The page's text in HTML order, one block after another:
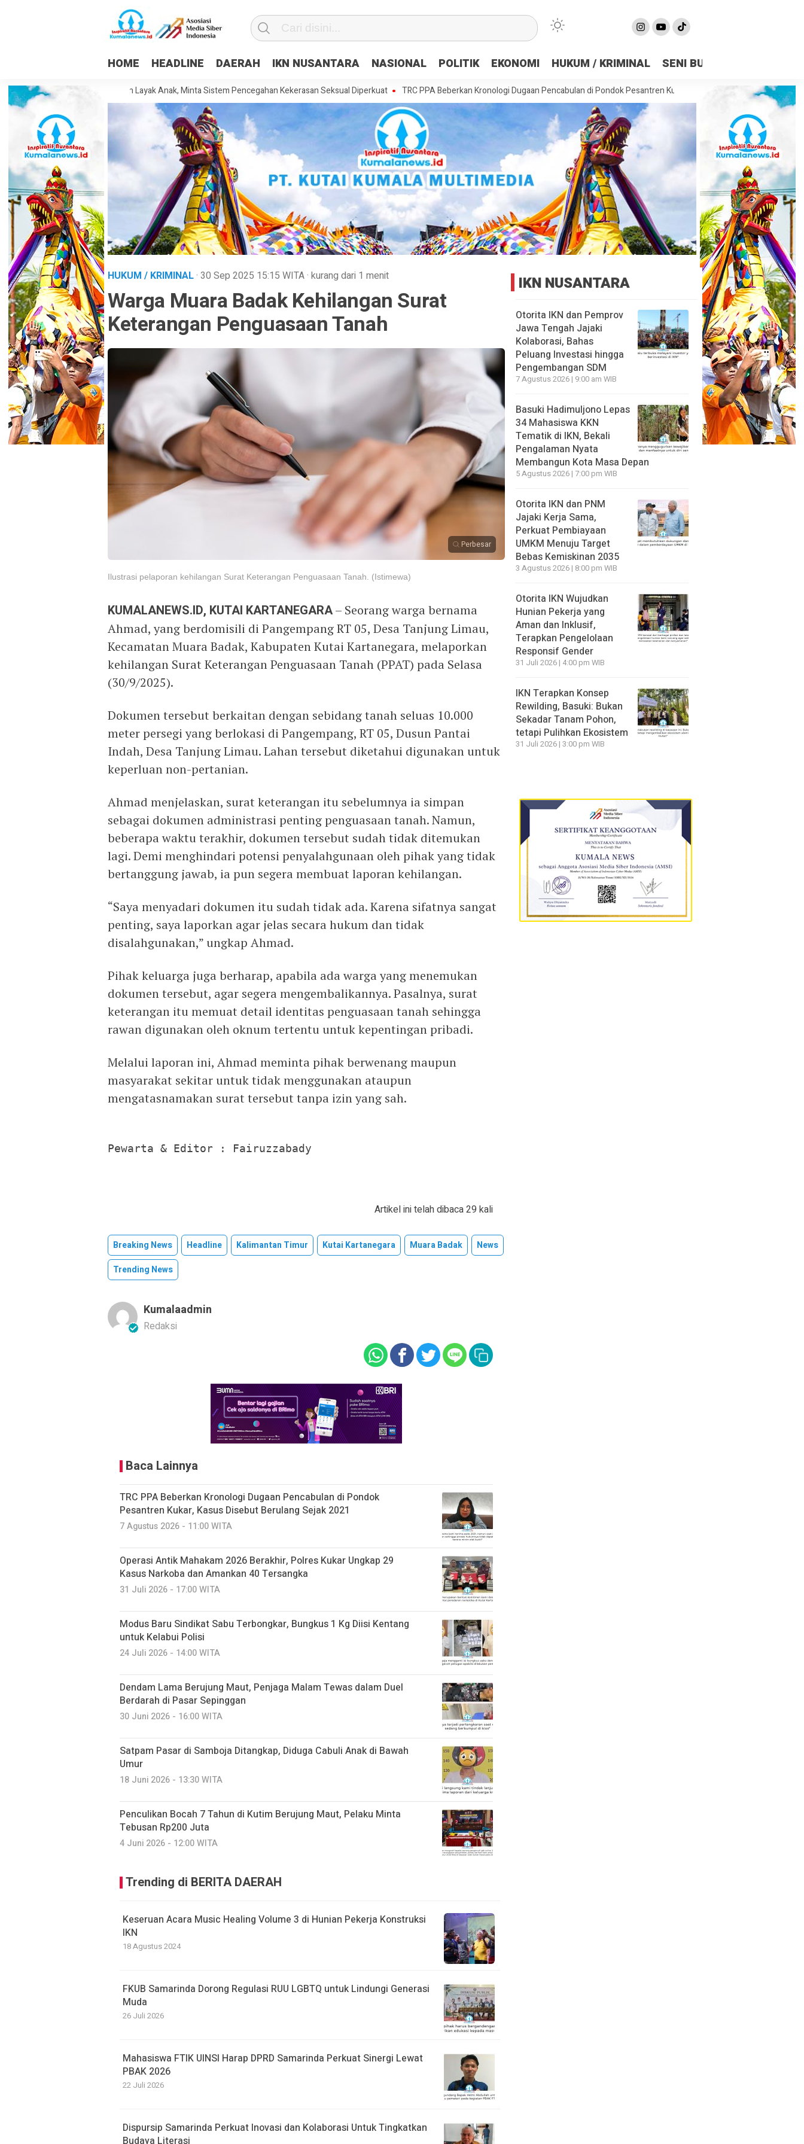
HOME HEADLINE DAERAH IKN NUSANTARA NASIONAL POLITIK EKONOMI HUKUM / KRIMINAL SENI BUDAYA
Dorong Pesantren Layak Anak, Minta Sistem Pencegahan Kekerasan Seksual Diperkuat TRC PPA Beberkan Kronologi Dugaan Pencabulan di Pondok Pesantren Kukar, Kasus Disebut Berulang Sejak 2021
HUKUM / KRIMINAL· 30 Sep 2025 15:15 WITA· kurang dari 1 menit
Warga Muara Badak Kehilangan Surat
Keterangan Penguasaan Tanah
Perbesar
Ilustrasi pelaporan kehilangan Surat Keterangan Penguasaan Tanah. (Istimewa)
KUMALANEWS.ID, KUTAI KARTANEGARA– Seorang warga bernama
Ahmad, yang berdomisili di Pangempang RT 05, Desa Tanjung Limau,
Kecamatan Muara Badak, Kabupaten Kutai Kartanegara, melaporkan
kehilangan Surat Keterangan Penguasaan Tanah (PPAT) pada Selasa
(30/9/2025).
Dokumen tersebut berkaitan dengan sebidang tanah seluas 10.000
meter persegi yang berlokasi di Pangempang, RT 05, Dusun Pantai
Indah, Desa Tanjung Limau. Lahan tersebut diketahui digunakan untuk
keperluan non-pertanian.
Ahmad menjelaskan, surat keterangan itu sebelumnya ia simpan
sebagai dokumen administrasi penting penguasaan tanah. Namun,
beberapa waktu terakhir, dokumen tersebut sudah tidak ditemukan
lagi. Demi menghindari potensi penyalahgunaan oleh pihak yang tidak
bertanggung jawab, ia pun segera membuat laporan kehilangan.
“Saya menyadari dokumen itu sudah tidak ada. Karena sifatnya sangat
penting, saya laporkan agar jelas secara hukum dan tidak
disalahgunakan,” ungkap Ahmad.
Pihak keluarga juga berharap, apabila ada warga yang menemukan
dokumen tersebut, agar segera mengembalikannya. Pasalnya, surat
keterangan itu memuat detail identitas penguasaan tanah sehingga
rawan digunakan oleh oknum tertentu untuk kepentingan pribadi.
Melalui laporan ini, Ahmad meminta pihak berwenang maupun
masyarakat sekitar untuk tidak menggunakan ataupun
mengatasnamakan surat tersebut tanpa izin yang sah.
Pewarta & Editor : Fairuzzabady
Artikel ini telah dibaca 29 kali
Breaking News Headline Kalimantan Timur Kutai Kartanegara Muara Badak
News
Trending News
Kumalaadmin
Redaksi
Baca Lainnya
TRC PPA Beberkan Kronologi Dugaan Pencabulan di Pondok
Pesantren Kukar, Kasus Disebut Berulang Sejak 2021
7 Agustus 2026 - 11:00 WITA
Operasi Antik Mahakam 2026 Berakhir, Polres Kukar Ungkap 29
Kasus Narkoba dan Amankan 40 Tersangka
31 Juli 2026 - 17:00 WITA
Modus Baru Sindikat Sabu Terbongkar, Bungkus 1 Kg Diisi Kentang
untuk Kelabui Polisi
24 Juli 2026 - 14:00 WITA
Dendam Lama Berujung Maut, Penjaga Malam Tewas dalam Duel
Berdarah di Pasar Sepinggan
30 Juni 2026 - 16:00 WITA
Satpam Pasar di Samboja Ditangkap, Diduga Cabuli Anak di Bawah
Umur
18 Juni 2026 - 13:30 WITA
Penculikan Bocah 7 Tahun di Kutim Berujung Maut, Pelaku Minta
Tebusan Rp200 Juta
4 Juni 2026 - 12:00 WITA
Trending di BERITA DAERAH
Keseruan Acara Music Healing Volume 3 di Hunian Pekerja Konstruksi
IKN
18 Agustus 2024
FKUB Samarinda Dorong Regulasi RUU LGBTQ untuk Lindungi Generasi
Muda
26 Juli 2026
Mahasiswa FTIK UINSI Harap DPRD Samarinda Perkuat Sinergi Lewat
PBAK 2026
22 Juli 2026
Dispursip Samarinda Perkuat Inovasi dan Kolaborasi Untuk Tingkatkan
Budaya Literasi
IKN NUSANTARA
Otorita IKN dan Pemprov
Jawa Tengah Jajaki
Kolaborasi, Bahas
Peluang Investasi hingga
Pengembangan SDM
7 Agustus 2026 | 9:00 am WIB
Basuki Hadimuljono Lepas
34 Mahasiswa KKN
Tematik di IKN, Bekali
Pengalaman Nyata
Membangun Kota Masa Depan
5 Agustus 2026 | 7:00 pm WIB
Otorita IKN dan PNM
Jajaki Kerja Sama,
Perkuat Pembiayaan
UMKM Menuju Target
Bebas Kemiskinan 2035
3 Agustus 2026 | 8:00 pm WIB
Otorita IKN Wujudkan
Hunian Pekerja yang
Aman dan Inklusif,
Terapkan Pengelolaan
Responsif Gender
31 Juli 2026 | 4:00 pm WIB
IKN Terapkan Konsep
Rewilding, Basuki: Bukan
Sekadar Tanam Pohon,
tetapi Pulihkan Ekosistem
31 Juli 2026 | 3:00 pm WIB